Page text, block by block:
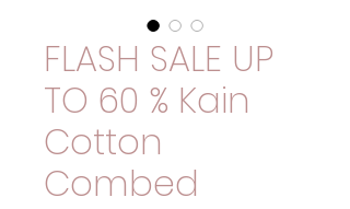
FLASH SALE UP
TO 60 % Kain
Cotton
Combed